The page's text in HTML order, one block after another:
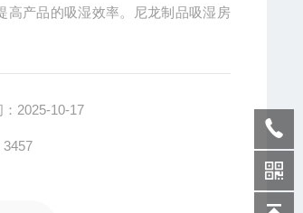
高产品的吸湿效率。尼龙制品吸湿房
2025-10-17